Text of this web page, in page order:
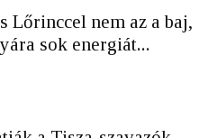
Lőrinccel nem az a baj,
sok energiát...